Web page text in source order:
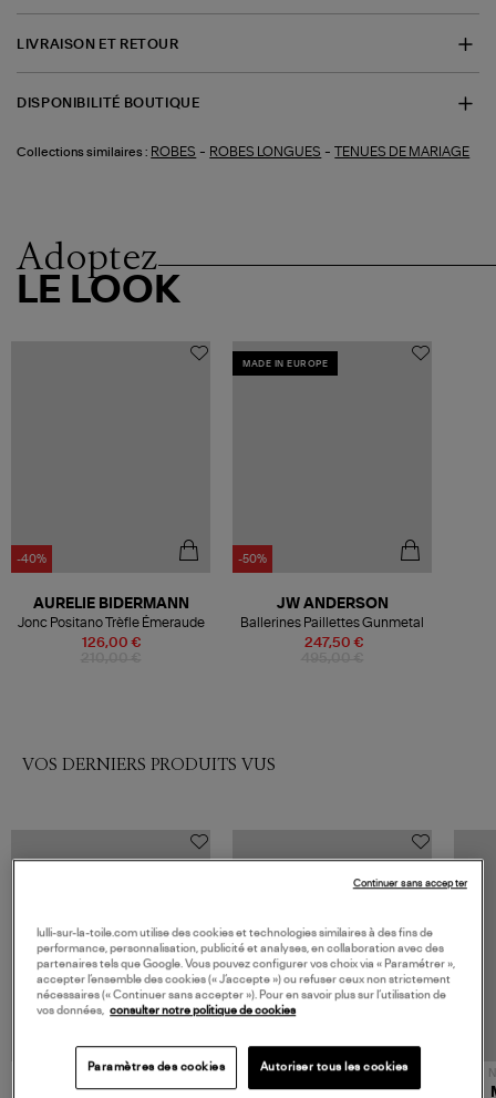
LIVRAISON ET RETOUR
DISPONIBILITÉ BOUTIQUE
Collections similaires : ROBES - ROBES LONGUES -TENUES DE MARIAGE
Adoptez
LE LOOK
-40%
126,00 €
AURELIE BIDERMANN
Jonc Positano Trèfle Émeraude
MADE IN EUROPE
-50%
247,50 €
JW ANDERSON
Ballerines Paillettes Gunmetal
VOS DERNIERS PRODUITS VUS
JEROME DREYFUSS
NOUVELLE COLLECTION
TORAL
lulli-sur-la-toile.com utilise des cookies et technologies similaires à des fins de
performance, personnalisation, publicité et analyses, en collaboration avec des
partenaires tels que Google. Vous pouvez configurer vos choix via « Paramétrer »,
accepter l’ensemble des cookies (« J’accepte ») ou refuser ceux non strictement
nécessaires (« Continuer sans accepter »). Pour en savoir plus sur l’utilisation de
vos données, consulter notre politique de cookies
Paramètres des cookies Autoriser tous les cookies
Continuer sans accepter